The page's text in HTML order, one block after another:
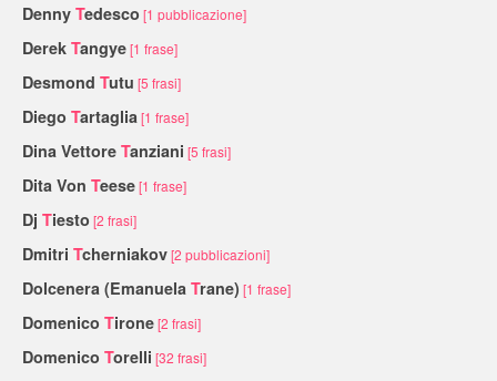
Denny Tedesco [1 pubblicazione]
Derek Tangye[1 frase]
Desmond Tutu [5 frasi]
Diego Tartaglia [1 frase]
Dina Vettore Tanziani [5 frasi]
Dita Von Teese[1 frase]
Dj Tiesto [2 frasi]
Dmitri Tcherniakov[2 pubblicazioni]
Dolcenera (Emanuela Trane) [1 frase]
Domenico Tirone[2 frasi]
Domenico Torelli [32 frasi]